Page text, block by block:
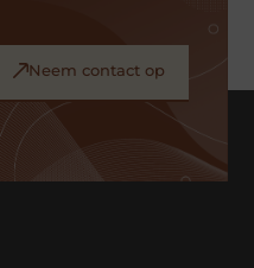
Neem contact op